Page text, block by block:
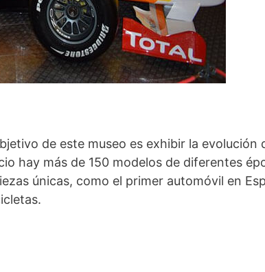
de este museo es exhibir la evolución
hay más de 150 modelos de diferentes
únicas, como el primer automóvil en